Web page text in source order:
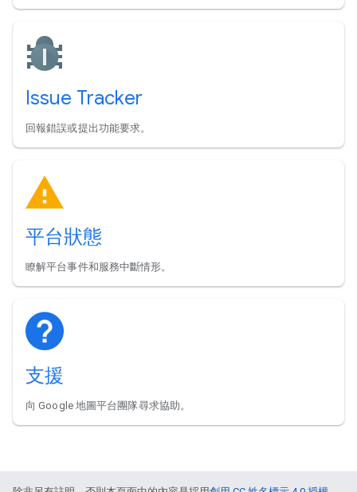
Issue Tracker
回報錯誤或提出功能要求。
平台狀態
瞭解平台事件和服務中斷情形。
支援
向 Google 地圖平台團隊尋求協助。